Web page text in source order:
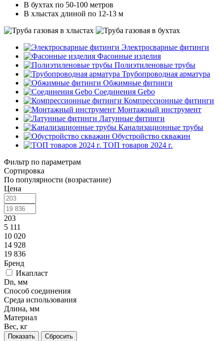
В бухтах по 50-100 метров
В хлыстах длиной по 12-13 м
Электросварные фитинги
Фасонные изделия
Полиэтиленовые трубы
Трубопроводная арматура
Обжимные фитинги
Соединения Gebo
Компрессионные фитинги
Монтажный инструмент
Латунные фитинги
Канализационные трубы
Обустройство скважин
ТОП товаров 2024 г.
Фильтр по параметрам
Сортировка
По популярности (возрастание)
Цена
203
5 111
10 020
14 928
19 836
Бренд
Икапласт
Dn, мм
Способ соединения
Среда использования
Длина, мм
Материал
Вес, кг
Сбросить